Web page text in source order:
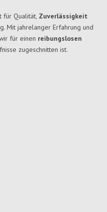
für Qualität, Zuverlässigkeit
Mit jahrelanger Erfahrung und
für einen reibungslosen
zugeschnitten ist.